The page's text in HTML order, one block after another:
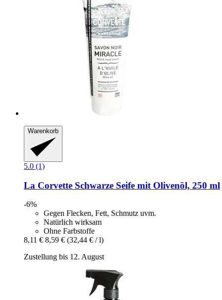
Warenkorb
5.0 (1)
La Corvette Schwarze Seife mit Olivenöl, 250 ml
-6%
Gegen Flecken, Fett, Schmutz uvm.
Natürlich wirksam
Ohne Farbstoffe
8,11 € 8,59 € (32,44 € / l)
Zustellung bis 12. August